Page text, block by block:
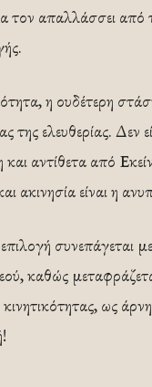
τον απαλλάσσει από
η ουδέτερη
της ελευθερίας. Δεν
αντίθετα από
ακινησία είναι η
συνεπάγεται
καθώς
κινητικότητας, ως